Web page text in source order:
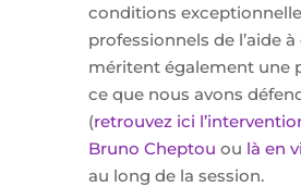
conditions
professionnels de l’aide
méritent également une
ce que nous avons
(retrouvez ici
Bruno Cheptou ou là en
au long de la session.